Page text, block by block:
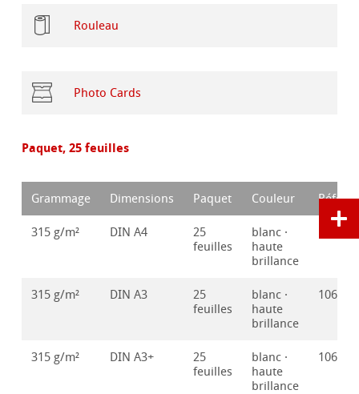
Rouleau
Photo Cards
Paquet, 25 feuilles
Grammage Dimensions Paquet Couleur
315 g/m² DIN A4
25
feuilles
blanc ·
haute
brillance
315 g/m² DIN A3
25
feuilles
blanc ·
haute
brillance
315 g/m² DIN A3+
25
feuilles
blanc ·
haute
brillance